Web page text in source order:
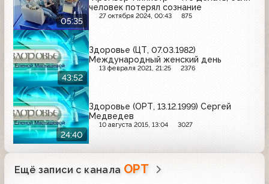
05:35
человек потерял сознание
27 октября 2024, 00:43 875
43:52
Здоровье (ЦТ, 07.03.1982)
Международный женский день
13 февраля 2021, 21:25 2376
24:40
Здоровье (ОРТ, 13.12.1999) Сергей
Медведев
10 августа 2015, 13:04 3027
Ещё записи с канала ОРТ